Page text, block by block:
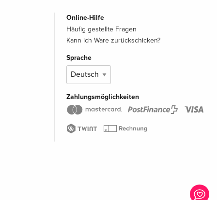
Online-Hilfe
Häufig gestellte Fragen
Kann ich Ware zurückschicken?
Sprache
Zahlungsmöglichkeiten